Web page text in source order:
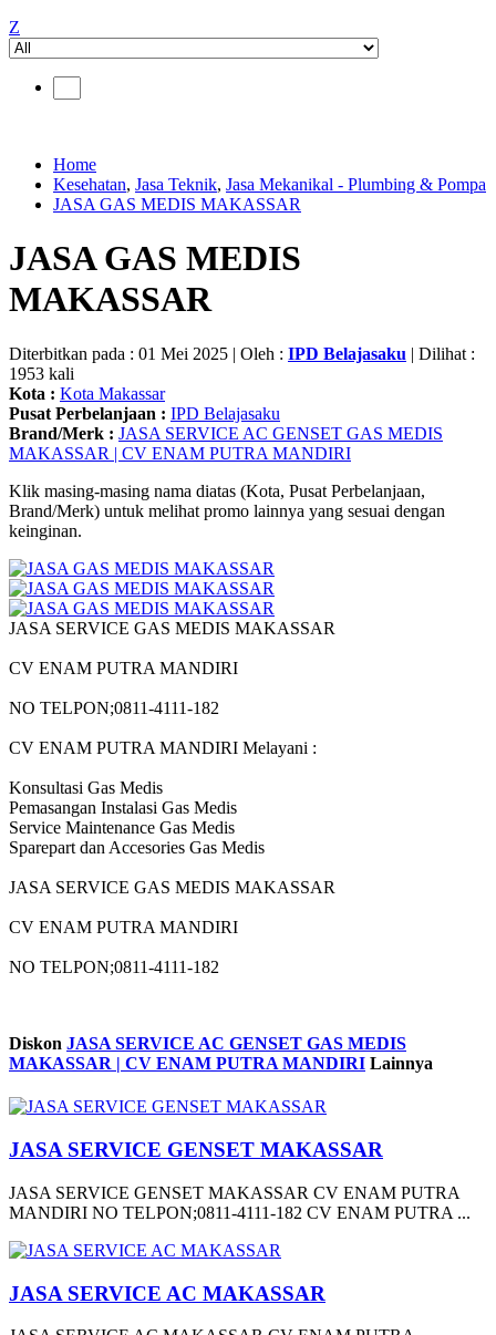
Z
Home
Kesehatan, Jasa Teknik, Jasa Mekanikal - Plumbing & Pompa
JASA GAS MEDIS MAKASSAR
JASA GAS MEDIS
MAKASSAR
Diterbitkan pada : 01 Mei 2025 | Oleh : IPD Belajasaku | Dilihat :
1953 kali
Kota : Kota Makassar
Pusat Perbelanjaan : IPD Belajasaku
Brand/Merk : JASA SERVICE AC GENSET GAS MEDIS
MAKASSAR | CV ENAM PUTRA MANDIRI
Klik masing-masing nama diatas (Kota, Pusat Perbelanjaan,
Brand/Merk) untuk melihat promo lainnya yang sesuai dengan
keinginan.
JASA SERVICE GAS MEDIS MAKASSAR
CV ENAM PUTRA MANDIRI
NO TELPON;0811-4111-182
CV ENAM PUTRA MANDIRI Melayani :
Konsultasi Gas Medis
Pemasangan Instalasi Gas Medis
Service Maintenance Gas Medis
Sparepart dan Accesories Gas Medis
JASA SERVICE GAS MEDIS MAKASSAR
CV ENAM PUTRA MANDIRI
NO TELPON;0811-4111-182
Diskon JASA SERVICE AC GENSET GAS MEDIS
MAKASSAR | CV ENAM PUTRA MANDIRI Lainnya
JASA SERVICE GENSET MAKASSAR
JASA SERVICE GENSET MAKASSAR CV ENAM PUTRA
MANDIRI NO TELPON;0811-4111-182 CV ENAM PUTRA ...
JASA SERVICE AC MAKASSAR